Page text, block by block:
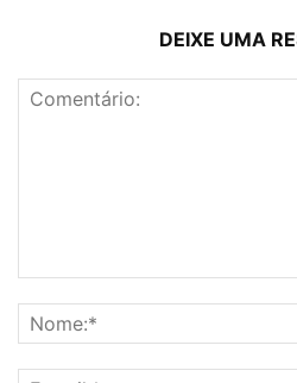
DEIXE UMA